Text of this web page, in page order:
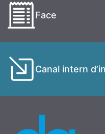
Face
Canal intern